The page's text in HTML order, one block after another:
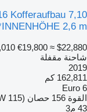
Kofferaufbau 7,10
2,6 m
€19,800 ≈ $22,880
شاحنة مقفلة
2019
162,811 كم
Euro 6
القوة 156 حصان (115 kW)
43 م3